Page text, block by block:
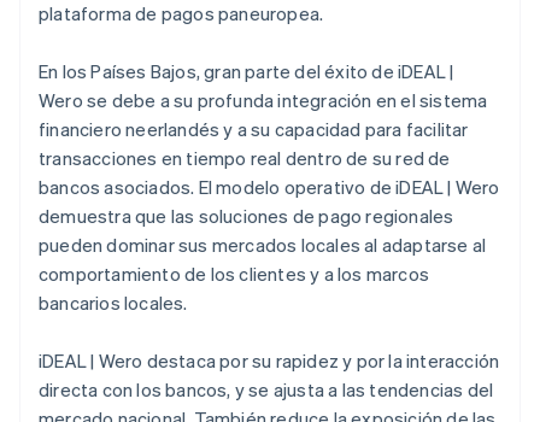
plataforma de pagos paneuropea.
En los Países Bajos, gran parte del éxito de iDEAL |
Wero se debe a su profunda integración en el sistema
financiero neerlandés y a su capacidad para facilitar
transacciones en tiempo real dentro de su red de
bancos asociados. El modelo operativo de iDEAL | Wero
demuestra que las soluciones de pago regionales
pueden dominar sus mercados locales al adaptarse al
comportamiento de los clientes y a los marcos
bancarios locales.
iDEAL | Wero destaca por su rapidez y por la interacción
directa con los bancos, y se ajusta a las tendencias del